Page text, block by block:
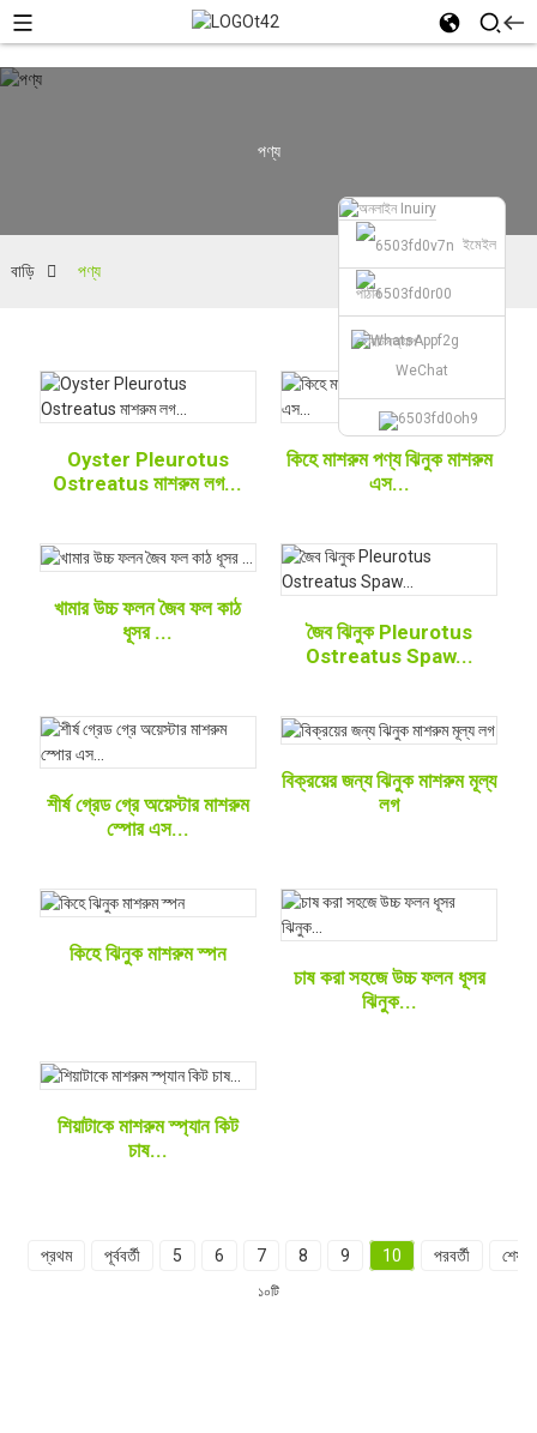
ইমেইল
পাঠান
হোয়াটসঅ্যাপ
WeChat
পণ্য
বাড়ি পণ্য
Oyster Pleurotus
Ostreatus মাশরুম লগ...
কিহে মাশরুম পণ্য ঝিনুক মাশরুম
এস...
খামার উচ্চ ফলন জৈব ফল কাঠ
ধূসর ...
জৈব ঝিনুক Pleurotus
Ostreatus Spaw...
শীর্ষ গ্রেড গ্রে অয়েস্টার মাশরুম
স্পোর এস...
বিক্রয়ের জন্য ঝিনুক মাশরুম মূল্য
লগ
কিহে ঝিনুক মাশরুম স্পন
চাষ করা সহজে উচ্চ ফলন ধূসর
ঝিনুক...
শিয়াটাকে মাশরুম স্প্যান কিট
চাষ...
প্রথম পূর্ববর্তী 5 6 7 8 9 10 পরবর্তী শেষ
১০টি